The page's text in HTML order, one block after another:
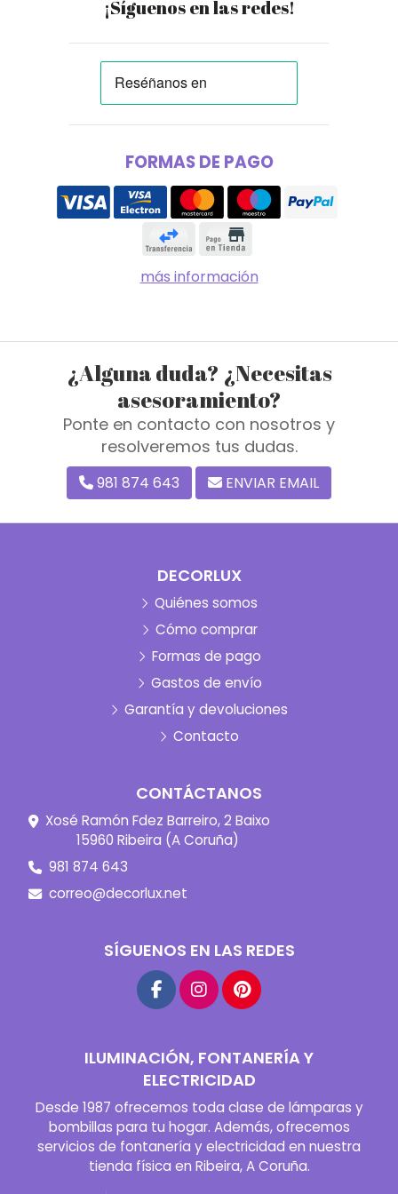
¡Síguenos en las redes!
FORMAS DE PAGO
más información
¿Alguna duda? ¿Necesitas
asesoramiento?
Ponte en contacto con nosotros y
resolveremos tus dudas.
981 874 643 ENVIAR EMAIL
DECORLUX
Quiénes somos
Cómo comprar
Formas de pago
Gastos de envío
Garantía y devoluciones
Contacto
CONTÁCTANOS
Xosé Ramón Fdez Barreiro, 2 Baixo
15960 Ribeira (A Coruña)
981 874 643
correo@decorlux.net
SÍGUENOS EN LAS REDES
ILUMINACIÓN, FONTANERÍA Y
ELECTRICIDAD
Desde 1987 ofrecemos toda clase de lámparas y
bombillas para tu hogar. Además, ofrecemos
servicios de fontanería y electricidad en nuestra
tienda física en Ribeira, A Coruña.